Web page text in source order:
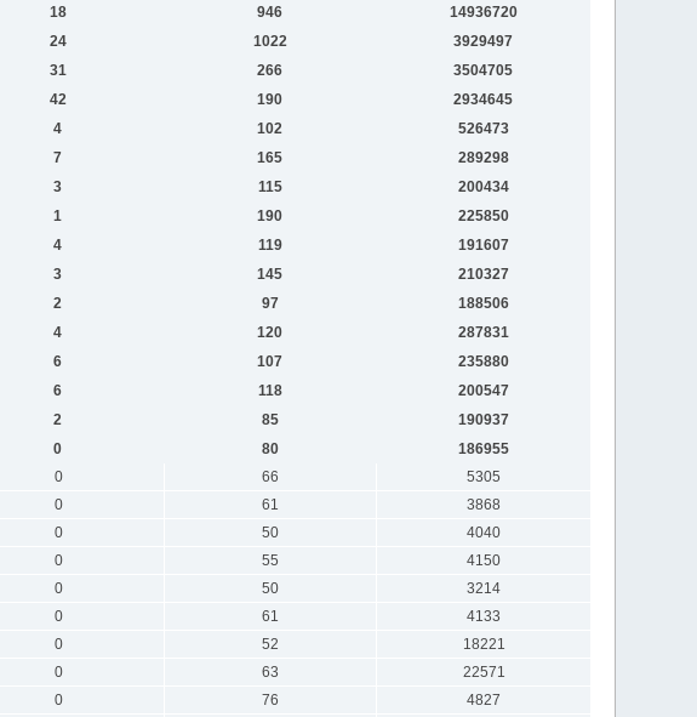
18 946
14936720
24 1022
3929497
31 266
3504705
42 190
2934645
4 102
526473
7 165
289298
3 115
200434
1 190
225850
4 119
191607
3 145
210327
2 97
188506
4 120
287831
6 107
235880
6 118
200547
2 85
190937
0 80
186955
0 66
5305
0 61
3868
0 50
4040
0 55
4150
0 50
3214
0 61
4133
0 52
18221
0 63
22571
0 76
4827